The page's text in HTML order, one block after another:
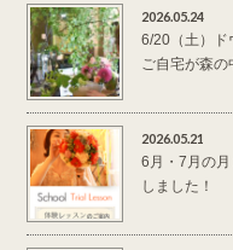
2026.05.24
6/20（土）ド
ご自宅が森の
2026.05.21
6月・7月の
しました！